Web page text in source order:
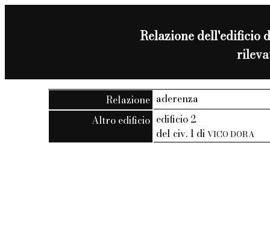
Relazione dell'edificio
Relazione aderenza
Altro edificio edificio 2
del civ. 1 diVICO DORA